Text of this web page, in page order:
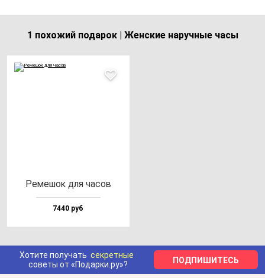
1 похожий подарок | Женские наручные часы
Реме­шок для ча­сов
7440 руб
Хотите получать секретные
советы от «Подарки.ру»?
ПОДПИШИТЕСЬ